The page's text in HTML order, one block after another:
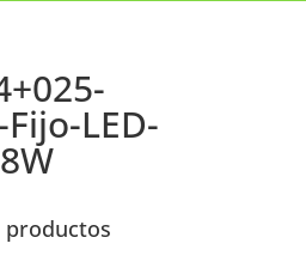
LED-
productos